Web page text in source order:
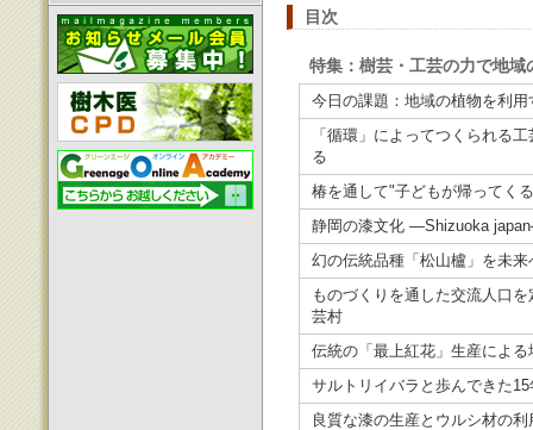
目次
特集：樹芸・工芸の力で地域
今日の課題：地域の植物を利
「循環」によってつくられる
る
椿を通して"子どもが帰ってく
静岡の漆文化 ―Shizuoka
幻の伝統品種「松山櫨」を未来
ものづくりを通した交流人口
芸村
伝統の「最上紅花」生産による
サルトリイバラと歩んできた
良質な漆の生産とウルシ材の